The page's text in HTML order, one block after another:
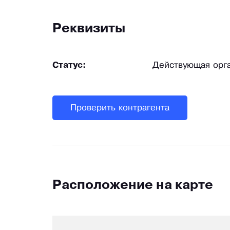
Реквизиты
Статус: Действующая
Проверить контрагента
Расположение на карте